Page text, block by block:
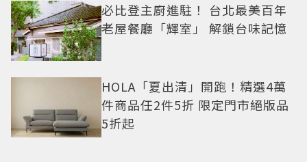
必比登主廚進駐！ 台北最美百年
老屋餐廳「輝室」 解鎖台味記憶
HOLA「夏出清」開跑！精選4萬
件商品任2件5折 限定門市絕版品
5折起